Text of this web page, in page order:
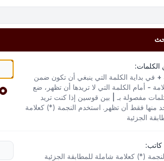
الكلمات:
+ في بداية الكلمة التي ينبغي أن تكون ضمن
- أمام الكلمة التي لا تريدها أن تظهر، ضع
مفصولة بـ
بين قوسين إذا كنت تريد
منها فقط أن تظهر. استخدم النجمة (*) كعلامة
الجزئية
(*) كعلامة شاملة للمطابقة الجزئية